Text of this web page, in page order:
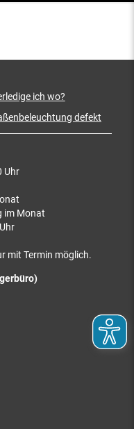
Uhr
im Monat
mit Termin möglich.
ich wo?
defekt